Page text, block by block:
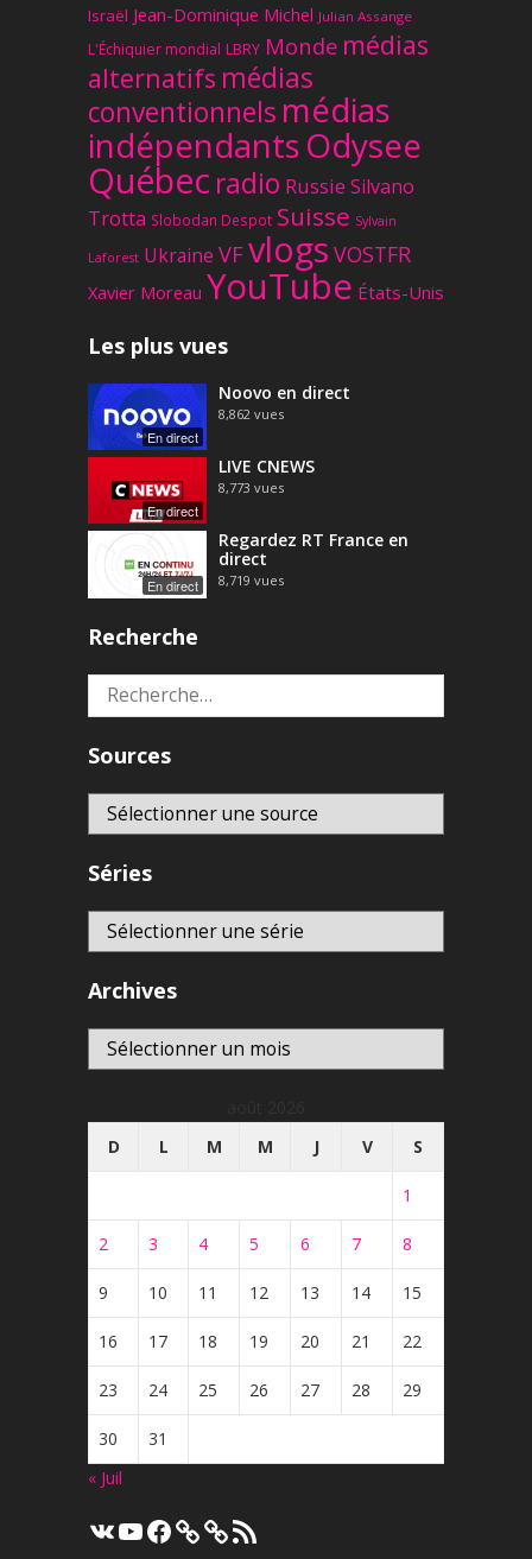
Israël Jean-Dominique Michel Julian Assange
L'Échiquier mondial LBRY Monde médias
alternatifs médias
conventionnels médias
indépendantsOdysee
Québec radio Russie Silvano
Trotta Slobodan Despot Suisse Sylvain
Laforest Ukraine VFvlogs VOSTFR
Xavier Moreau YouTube États-Unis
Les plus vues
En direct
Noovo en direct
8,862 vues
En direct
LIVE CNEWS
8,773 vues
En direct
Regardez RT France en
direct
8,719 vues
Recherche
Rechercher :
Sources
Séries
Archives
Archives
D
L M M J V S
1
2 3 4 5 6 7 8
9 10 11 12 13 14 15
16 17 18 19 20 21 22
23 24 25 26 27 28 29
30
31
« Juil
VK YouTube
Facebook Flux
RSS